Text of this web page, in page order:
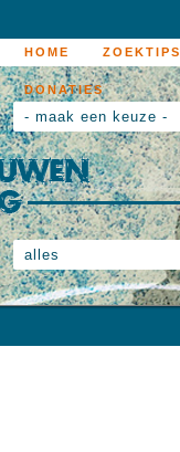
HOME ZOEKTIPS
DONATIES
- maak een keuze -
alles